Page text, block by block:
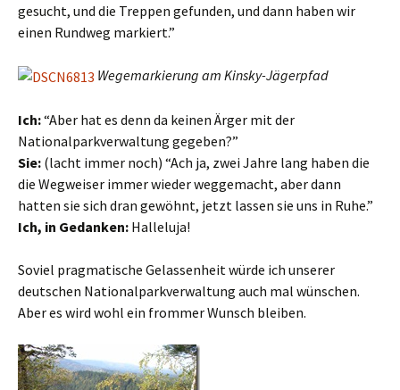
gesucht, und die Treppen gefunden, und dann haben wir
einen Rundweg markiert.”
Wegemarkierung am Kinsky-Jägerpfad
Ich:“Aber hat es denn da keinen Ärger mit der
Nationalparkverwaltung gegeben?”
Sie: (lacht immer noch) “Ach ja, zwei Jahre lang haben die
die Wegweiser immer wieder weggemacht, aber dann
hatten sie sich dran gewöhnt, jetzt lassen sie uns in Ruhe.”
Ich, in Gedanken: Halleluja!
Soviel pragmatische Gelassenheit würde ich unserer
deutschen Nationalparkverwaltung auch mal wünschen.
Aber es wird wohl ein frommer Wunsch bleiben.